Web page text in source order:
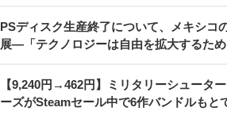
PSディスク生産終了について、メキシコ
展―「テクノロジーは自由を拡大するため
【9,240円→462円】ミリタリーシュータ
ーズがSteamセール中で6作バンドルもと